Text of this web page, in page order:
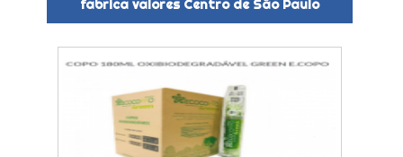
fabrica valores Centro de São Paulo